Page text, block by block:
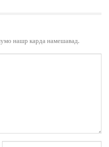
нашр карда намешавад.